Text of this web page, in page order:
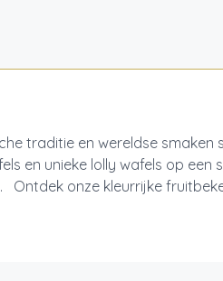
traditie en wereldse smaken
en unieke lolly wafels op
onze kleurrijke